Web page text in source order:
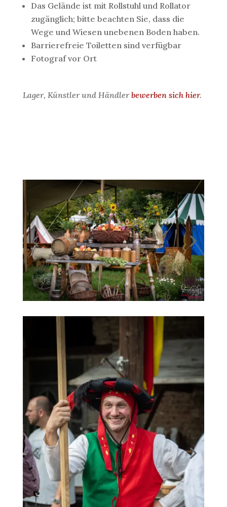
Das Gelände ist mit Rollstuhl und Rollator
zugänglich; bitte beachten Sie, dass die
Wege und Wiesen unebenen Boden haben.
Barrierefreie Toiletten sind verfügbar
Fotograf vor Ort
Lager, Künstler und Händlerbewerben sich hier.